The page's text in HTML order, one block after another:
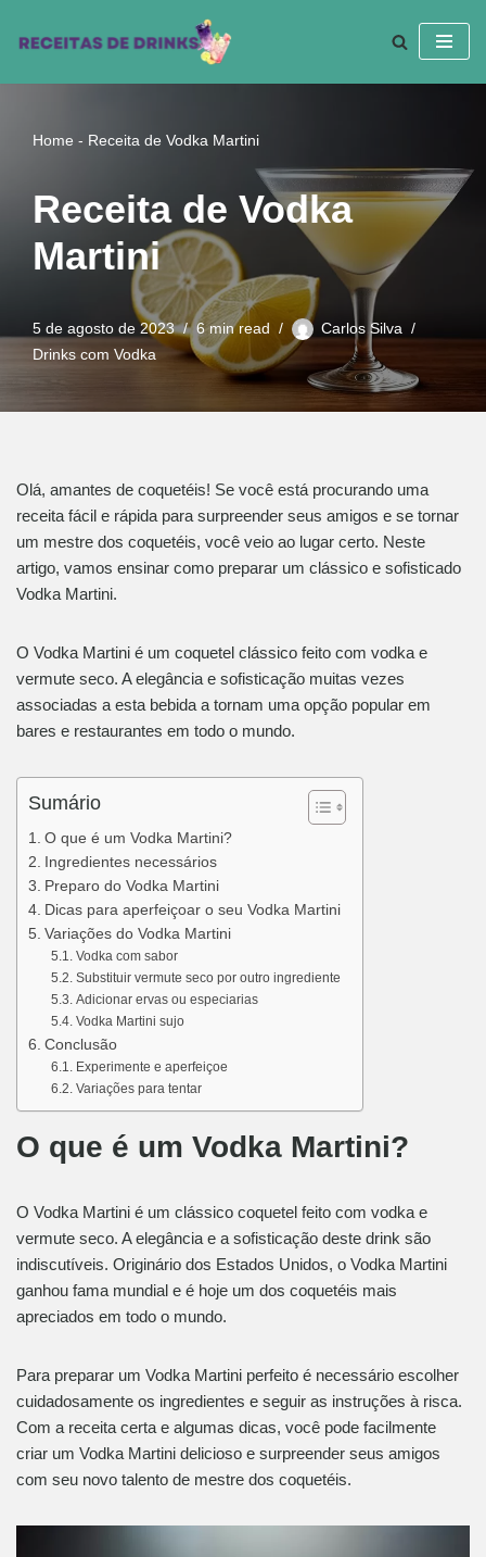
para
conteúdo
Home - Receita de Vodka Martini
Receita de Vodka
Martini
5 de agosto de 2023 6 min read
Carlos Silva
Drinks com Vodka
Olá, amantes de coquetéis! Se você está procurando uma
receita fácil e rápida para surpreender seus amigos e se tornar
um mestre dos coquetéis, você veio ao lugar certo. Neste
artigo, vamos ensinar como preparar um clássico e sofisticado
Vodka Martini.
O Vodka Martini é um coquetel clássico feito com vodka e
vermute seco. A elegância e sofisticação muitas vezes
associadas a esta bebida a tornam uma opção popular em
bares e restaurantes em todo o mundo.
Sumário
O que é um Vodka Martini?
Ingredientes necessários
Preparo do Vodka Martini
Dicas para aperfeiçoar o seu Vodka Martini
Variações do Vodka Martini
Vodka com sabor
Substituir vermute seco por outro ingrediente
Adicionar ervas ou especiarias
Vodka Martini sujo
Conclusão
Experimente e aperfeiçoe
Variações para tentar
O que é um Vodka Martini?
O Vodka Martini é um clássico coquetel feito com vodka e
vermute seco. A elegância e a sofisticação deste drink são
indiscutíveis. Originário dos Estados Unidos, o Vodka Martini
ganhou fama mundial e é hoje um dos coquetéis mais
apreciados em todo o mundo.
Para preparar um Vodka Martini perfeito é necessário escolher
cuidadosamente os ingredientes e seguir as instruções à risca.
Com a receita certa e algumas dicas, você pode facilmente
criar um Vodka Martini delicioso e surpreender seus amigos
com seu novo talento de mestre dos coquetéis.